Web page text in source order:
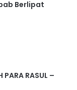
Berlipat
PARA RASUL –